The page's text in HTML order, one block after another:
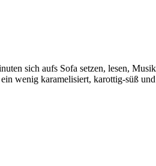
sich aufs Sofa setzen, lesen,
wenig karamelisiert, karottig-süß